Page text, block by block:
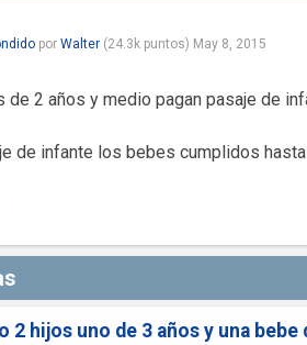
por Walter (24.3kpuntos) May 8, 2015
de 2 años y medio pagan pasaje de
de infante los bebes cumplidos
2 hijos uno de 3 años y una bebe